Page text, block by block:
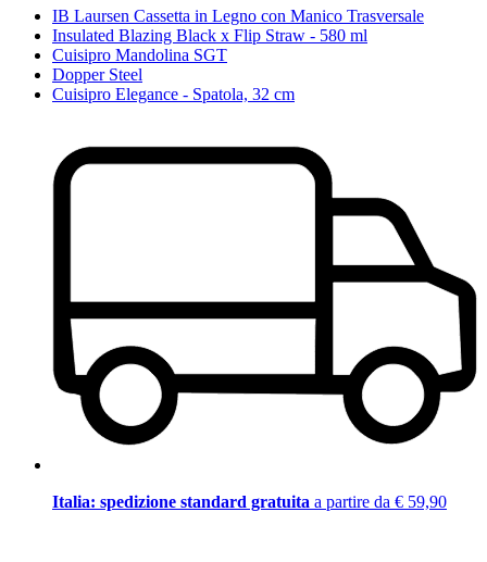
IB Laursen Cassetta in Legno con Manico Trasversale
Insulated Blazing Black x Flip Straw - 580 ml
Cuisipro Mandolina SGT
Dopper Steel
Cuisipro Elegance - Spatola, 32 cm
Italia: spedizione standard gratuita a partire da € 59,90